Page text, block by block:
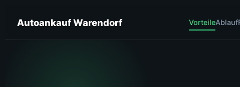
Autoankauf Warendorf VorteileAblauf